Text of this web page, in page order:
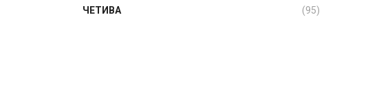
ЧЕТИВА (95)